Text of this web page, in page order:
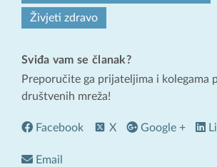
Živjeti zdravo
Sviđa vam se članak?
Preporučite ga prijateljima i kolegama
društvenih mreža!
Facebook X Google +
Email